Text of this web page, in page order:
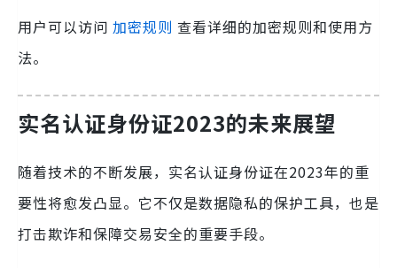
用户可以访问 加密规则 查看详细的加密规则和使用方
法。
实名认证身份证2023的未来展望
随着技术的不断发展，实名认证身份证在2023年的重
要性将愈发凸显。它不仅是数据隐私的保护工具，也是
打击欺诈和保障交易安全的重要手段。